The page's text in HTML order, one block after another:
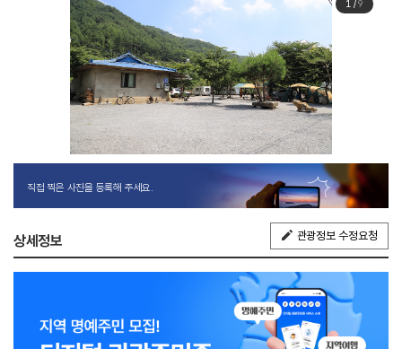
1/9
직접 찍은 사진을 등록해 주세요.
상세정보 관광정보 수정요청